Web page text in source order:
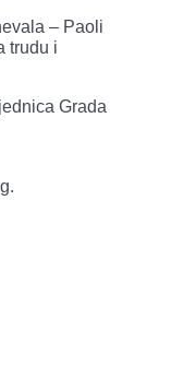
– Paoli
trudu i
Grada